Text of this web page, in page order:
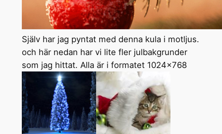
Själv har jag pyntat med denna kula i motljus.
och här nedan har vi lite fler julbakgrunder
som jag hittat. Alla är i formatet 1024×768